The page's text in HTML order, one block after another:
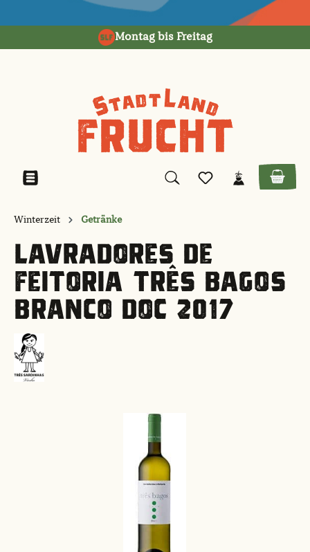
Montag bis Freitag
Winterzeit Getränke
LAVRADORES DE
FEITORIA TRÊS BAGOS
BRANCO DOC 2017
Bildergalerie überspringen